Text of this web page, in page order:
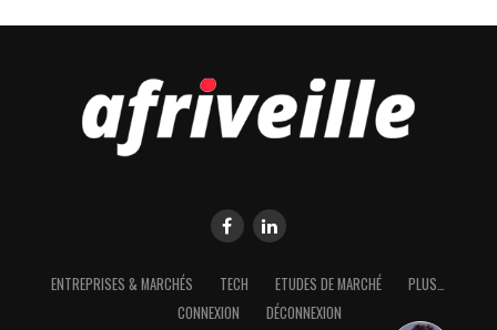
ENTREPRISES & MARCHÉS TECH ETUDES DE MARCHÉ
PLUS…
CONNEXION
DÉCONNEXION